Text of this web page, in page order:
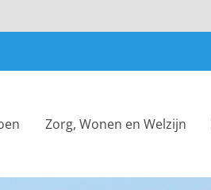
Zorg, Wonen en Welzijn